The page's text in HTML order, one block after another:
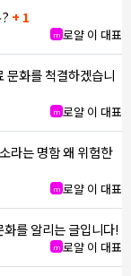
+ 1
m 로얄 이 대표
문화를 척결하겠습니
m 로얄 이 대표
라는 명함 왜 위험한
m 로얄 이 대표
를 알리는 글입니다!
m 로얄 이 대표